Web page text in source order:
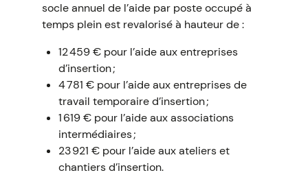
socle annuel de l’aide par poste occupé à
temps plein est revalorisé à hauteur de :
12 459 € pour l’aide aux entreprises
d’insertion ;
4 781 € pour l’aide aux entreprises de
travail temporaire d’insertion ;
1 619 € pour l’aide aux associations
intermédiaires ;
23 921 € pour l’aide aux ateliers et
chantiers d’insertion.